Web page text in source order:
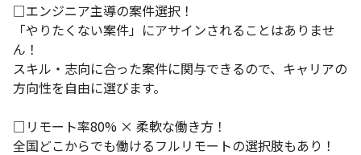
□エンジニア主導の案件選択！
「やりたくない案件」にアサインされることはありませ
ん！
スキル・志向に合った案件に関与できるので、キャリアの
方向性を自由に選びます。
□リモート率80% × 柔軟な働き方！
全国どこからでも働けるフルリモートの選択肢もあり！